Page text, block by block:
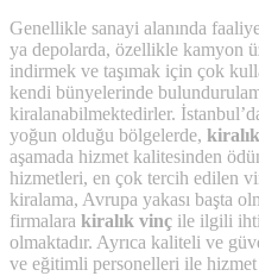
Genellikle sanayi alanında
ya depolarda, özellikle kamyon
indirmek ve taşımak için çok
kendi bünyelerinde
kiralanabilmektedirler.
yoğun olduğu bölgelerde,
aşamada hizmet kalitesinden
hizmetleri, en çok tercih edilen
kiralama, Avrupa yakası başta
firmalara kiralık vinç ile ilgili
olmaktadır. Ayrıca kaliteli ve
ve eğitimli personelleri ile hizmet